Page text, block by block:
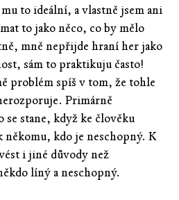
to ideální, a vlastně jsem ani
to jako něco, co by mělo
mně nepřijde hraní her jako
sám to praktikuju často!
problém spíš v tom, že tohle
Primárně
se stane, když ke člověku
někomu, kdo je neschopný. K
i jiné důvody než
líný a neschopný.